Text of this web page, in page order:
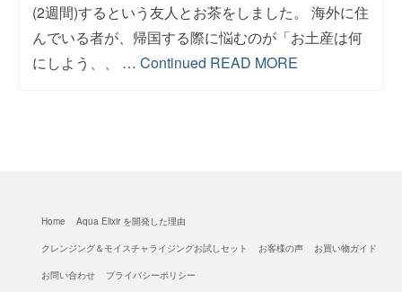
(2週間)するという友人とお茶をしました。 海外に住
んでいる者が、帰国する際に悩むのが「お土産は何
にしよう、、 … Continued READ MORE
Home Aqua Elixir を開発した理由
クレンジング＆モイスチャライジングお試しセット お客様の声 お買い物ガイド
お問い合わせ
プライバシーポリシー